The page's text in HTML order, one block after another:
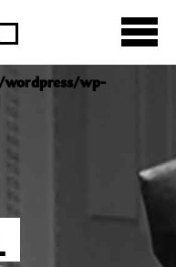
ist seit
wordpress/wp-